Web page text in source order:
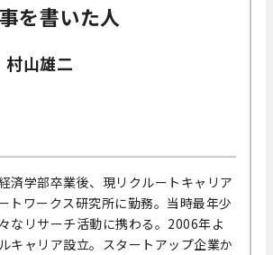
を書いた人
村山雄二
済学部卒業後、現リクルートキャリア
トワークス研究所に勤務。当時最年少
なリサーチ活動に携わる。2006年よ
キャリア設立。スタートアップ企業か